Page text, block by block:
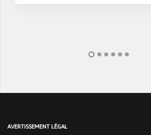
AVERTISSEMENT LÉGAL